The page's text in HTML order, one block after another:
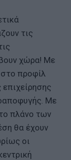
τις
χώρα! Με
προφίλ
Με
πλάνο των
θα έχουν
οι